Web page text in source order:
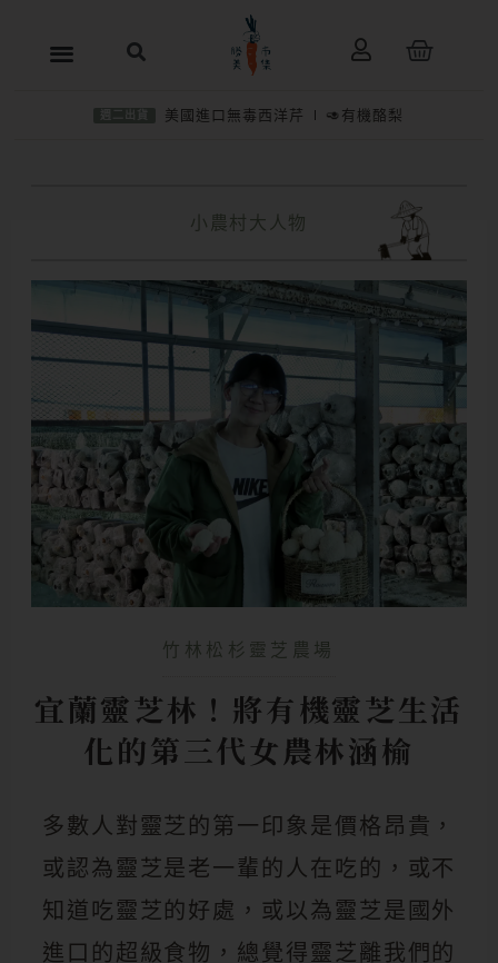
購
美國進口無毒西洋芹 🥑有機酪梨
小農村大人物
竹林松杉靈芝農場
宜蘭靈芝林！將有機靈芝生活
化的第三代女農林涵榆
多數人對靈芝的第一印象是價格昂貴，
或認為靈芝是老一輩的人在吃的，或不
知道吃靈芝的好處，或以為靈芝是國外
進口的超級食物，總覺得靈芝離我們的